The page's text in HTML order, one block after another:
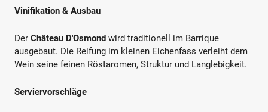
Vinifikation & Ausbau
Der Château D'Osmond wird traditionell im Barrique
ausgebaut. Die Reifung im kleinen Eichenfass verleiht dem
Wein seine feinen Röstaromen, Struktur und Langlebigkeit.
Serviervorschläge